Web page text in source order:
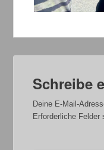
Schreibe
Deine E-Mail-
Erforderliche